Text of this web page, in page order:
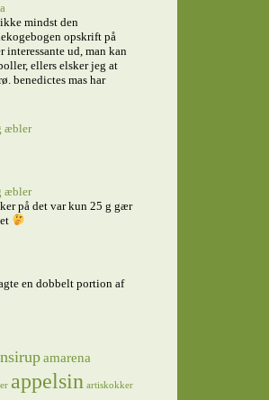
mindst den
opskrift på
interessante ud, man kan
ellers elsker jeg at
benedictes mas har
æbler
æbler
på det var kun 25 g gær
en dobbelt portion af
amarena
appelsin artiskokker